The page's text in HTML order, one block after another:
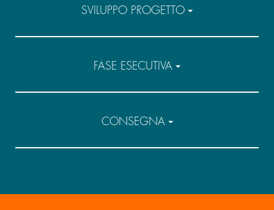
SVILUPPO PROGETTO
FASE ESECUTIVA
CONSEGNA